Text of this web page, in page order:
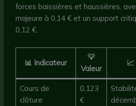
forces baissières et haussières,
majeure à 0,14 € et un support
0,12 €.
📊 Indicateur
💡
Valeur
Cours de
clôture
0,123
€